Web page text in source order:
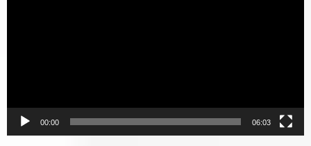
00:00 06:03